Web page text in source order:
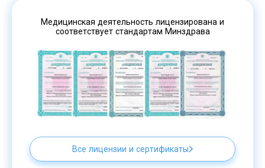
Медицинская деятельность лицензирована и
соответствует стандартам Минздрава
Все лицензии и сертификаты